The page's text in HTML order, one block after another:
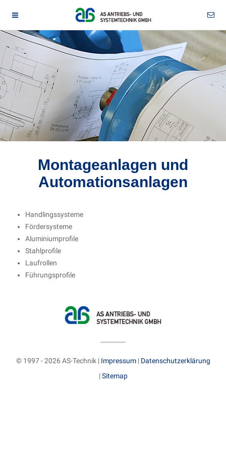
Montageanlagen und
Automationsanlagen
Handlingssysteme
Fördersysteme
Aluminiumprofile
Stahlprofile
Laufrollen
Führungsprofile
© 1997 - 2026 AS-Technik | Impressum| Datenschutzerklärung
|Sitemap